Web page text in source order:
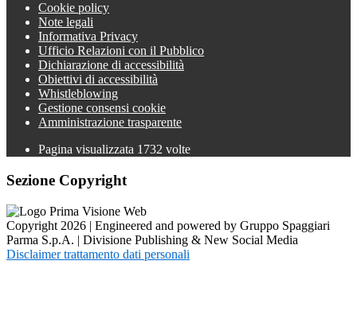
Cookie policy
Note legali
Informativa Privacy
Ufficio Relazioni con il Pubblico
Dichiarazione di accessibilità
Obiettivi di accessibilità
Whistleblowing
Gestione consensi cookie
Amministrazione trasparente
Pagina visualizzata 1732 volte
Sezione Copyright
Copyright 2026 | Engineered and powered by Gruppo Spaggiari
Parma S.p.A. | Divisione Publishing & New Social Media
Disclaimer trattamento dati personali